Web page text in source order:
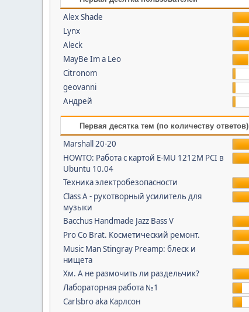
Alex Shade
Lynx
Aleck
MayBe Im a Leo
Citronom
geovanni
Андрей
Первая десятка тем (по количеству ответов)
Marshall 20-20
HOWTO: Работа с картой E-MU 1212M PCI в
Ubuntu 10.04
Техника электробезопасности
Class A - рукотворный усилитель для
музыки
Bacchus Handmade Jazz Bass V
Pro Co Brat. Косметический ремонт.
Music Man Stingray Preamp: блеск и
нищета
Хм. А не размочить ли раздельчик?
Лабораторная работа №1
Carlsbro aka Карлсон